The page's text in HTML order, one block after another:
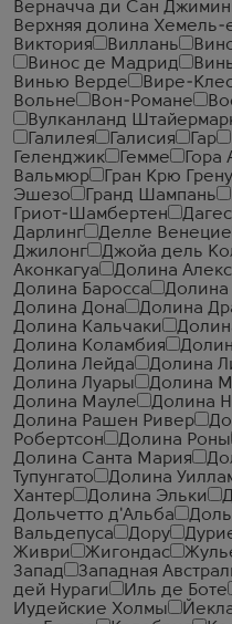
Верначча ди Сан
Верхняя долина
Виктория
Виллань
Винос де Мадрид
Винью Верде
Вире-
Вольне
Вон-Романе
Вулканланд
Галилея
Галисия Гар
Геленджик
Гемме Гора
Вальмюр
Гран Крю
Эшезо
Гранд Шампань
Гриот-Шамбертен
Дарлинг
Делле Венецие
Джилонг
Джойа дель
Аконкагуа
Долина
Долина Баросса
Долина
Долина Дона
Долина
Долина Кальчаки
Долина Коламбия
Долина Лейда
Долина
Долина Луары
Долина
Долина Мауле
Долина
Долина Рашен Ривер
Робертсон
Долина Роны
Долина Санта Мария
Тупунгато
Долина
Хантер
Долина Эльки
Дольчетто д'Альба
Вальдепуса
Дору
Живри
Жигондас
Запад
Западная
дей Нураги
Иль де Боте
Иудейские Холмы